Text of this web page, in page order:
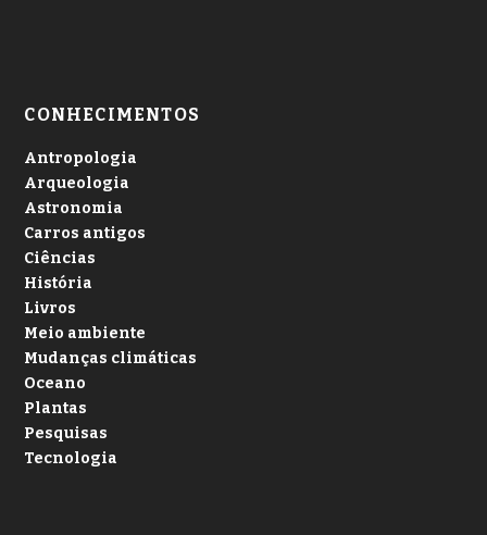
CONHECIMENTOS
Antropologia
Arqueologia
Astronomia
Carros antigos
Ciências
História
Livros
Meio ambiente
Mudanças climáticas
Oceano
Plantas
Pesquisas
Tecnologia